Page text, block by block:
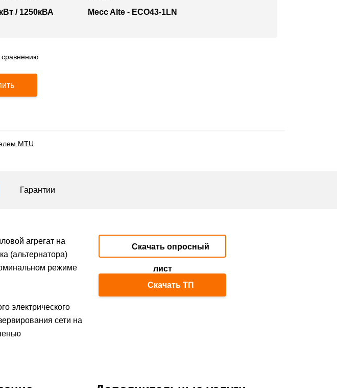
/ 1250кВА Mecc Alte - ECO43-1LN
сравнению
MTU
Гарантии
агрегат на
(альтернатора)
режиме
электрического
сети на
Скачать опросный
лист
Скачать ТП